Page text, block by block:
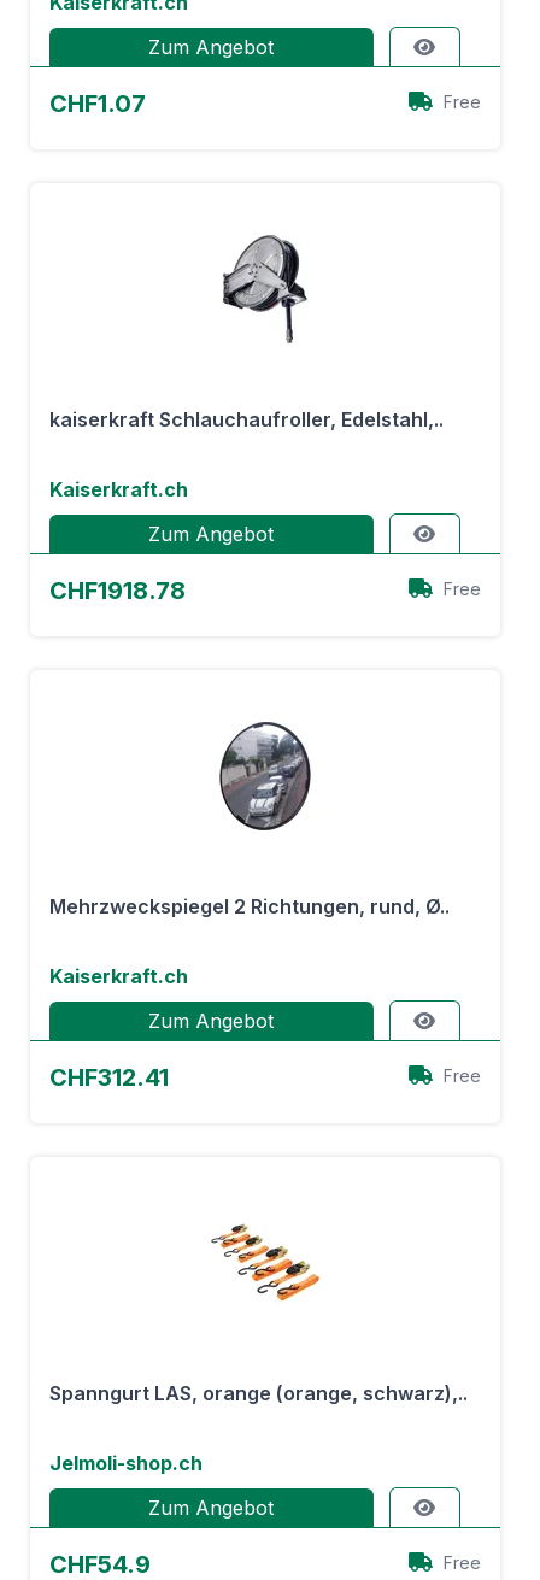
Zum Angebot
CHF1.07 Free
kaiserkraft Schlauchaufroller, Edelstahl,..
Kaiserkraft.ch
Zum Angebot
CHF1918.78 Free
Mehrzweckspiegel 2 Richtungen, rund, Ø..
Kaiserkraft.ch
Zum Angebot
CHF312.41 Free
Spanngurt LAS, orange (orange, schwarz),..
Jelmoli-shop.ch
Zum Angebot
CHF54.9 Free